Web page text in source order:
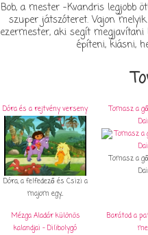
Bob, a mester -Kvandris legjobb
szuper játszóteret. Vajon
ezermester, aki segít
építeni, kiásni,
Dóra és a rejtvény verseny
Dóra, a felfedező és Csizi a
majom egy...
Tomasz a
Tomasz a
Mézga Aladár különös
kalandjai - Dilibolygó
Barátod a